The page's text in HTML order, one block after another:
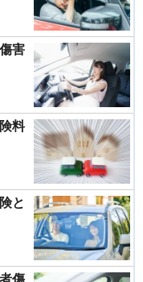
害
料
と